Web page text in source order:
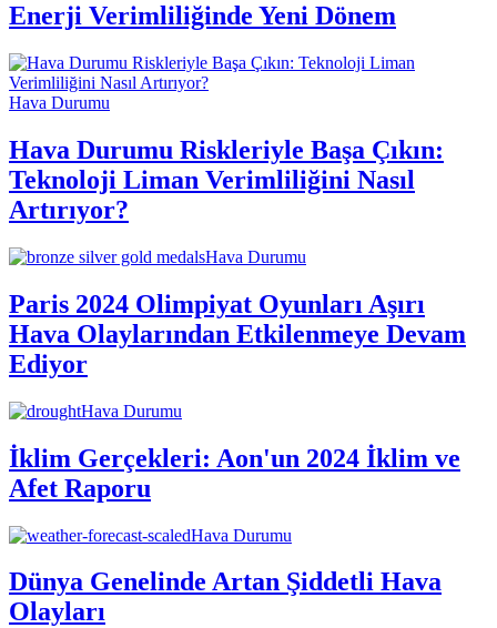
Enerji Verimliliğinde Yeni Dönem
Hava Durumu
Hava Durumu Riskleriyle Başa Çıkın:
Teknoloji Liman Verimliliğini Nasıl
Artırıyor?
Hava Durumu
Paris 2024 Olimpiyat Oyunları Aşırı
Hava Olaylarından Etkilenmeye Devam
Ediyor
Hava Durumu
İklim Gerçekleri: Aon'un 2024 İklim ve
Afet Raporu
Hava Durumu
Dünya Genelinde Artan Şiddetli Hava
Olayları